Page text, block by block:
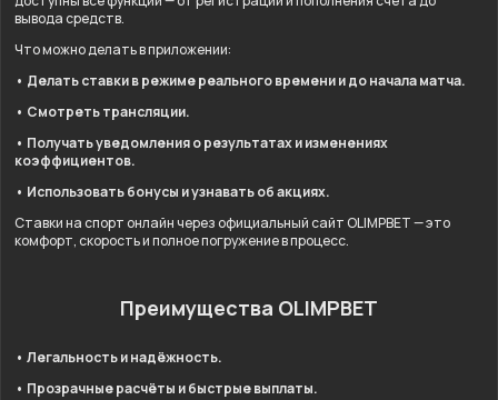
вывода средств.
Что можно делать в приложении:
• Делать ставки в режиме реального времени и до начала матча.
• Смотреть трансляции.
• Получать уведомления о результатах и изменениях
коэффициентов.
• Использовать бонусы и узнавать об акциях.
Ставки на спорт онлайн через официальный сайт OLIMPBET — это
комфорт, скорость и полное погружение в процесс.
Преимущества OLIMPBET
• Легальность и надёжность.
• Прозрачные расчёты и быстрые выплаты.